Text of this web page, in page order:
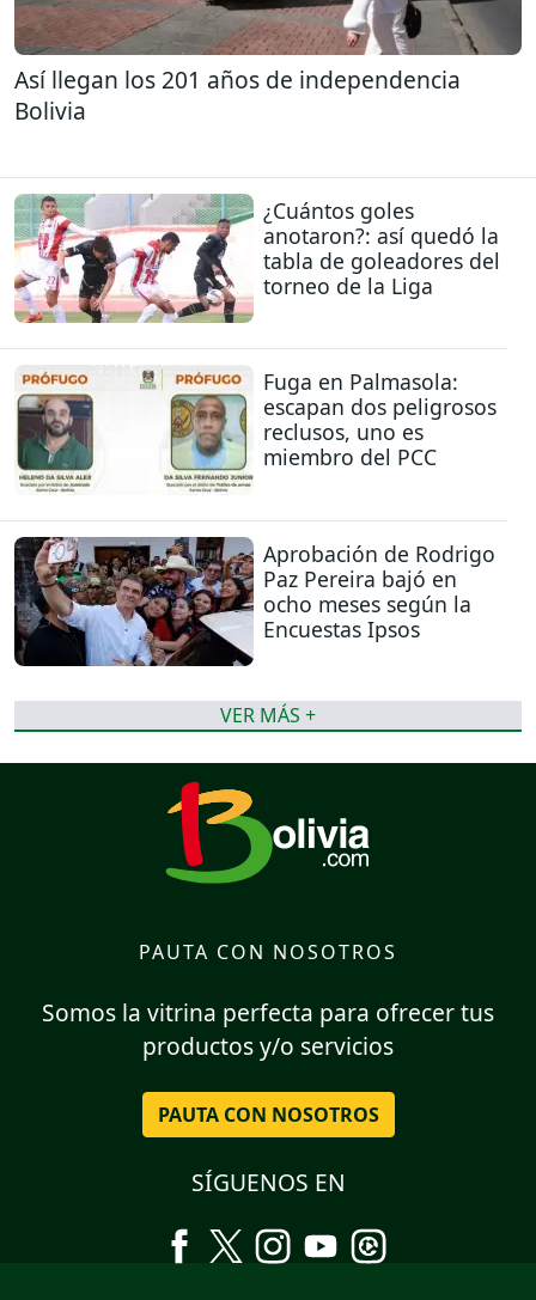
Así llegan los 201 años de independencia
Bolivia
¿Cuántos goles
anotaron?: así quedó la
tabla de goleadores del
torneo de la Liga
Fuga en Palmasola:
escapan dos peligrosos
reclusos, uno es
miembro del PCC
Aprobación de Rodrigo
Paz Pereira bajó en
ocho meses según la
Encuestas Ipsos
VER MÁS +
PAUTA CON NOSOTROS
Somos la vitrina perfecta para ofrecer tus
productos y/o servicios
PAUTA CON NOSOTROS
SÍGUENOS EN